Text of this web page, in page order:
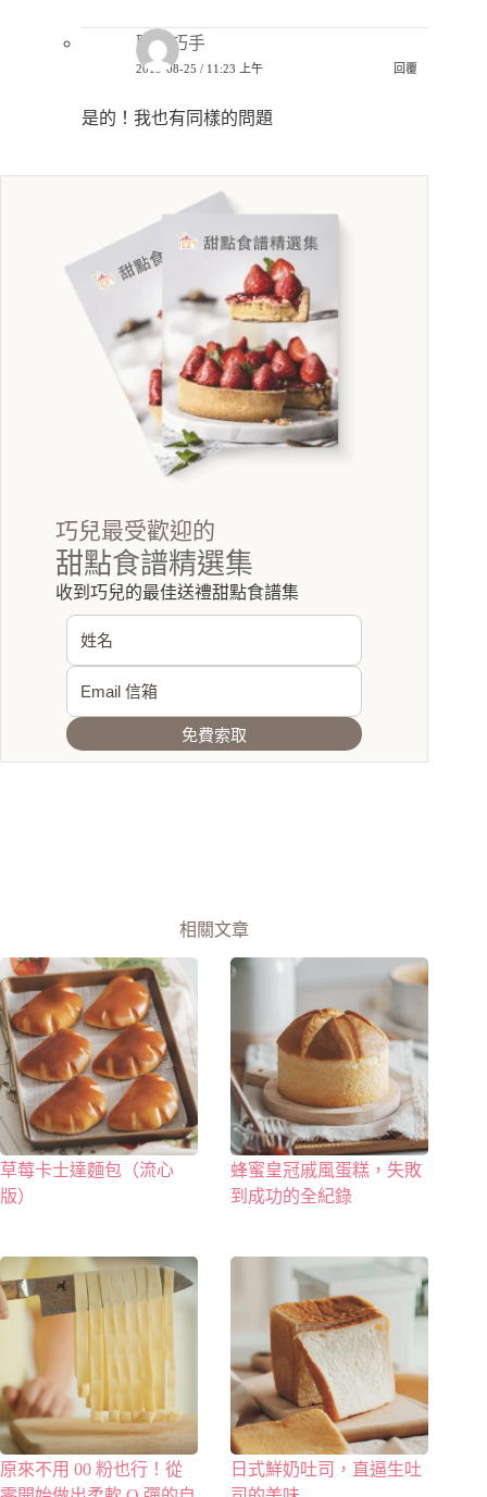
匿名巧手
2019-08-25 / 11:23 上午 回覆
是的！我也有同樣的問題
巧兒最受歡迎的
甜點食譜精選集
收到巧兒的最佳送禮甜點食譜集
免費索取
相關文章
草莓卡士達麵包（流心
版）
蜂蜜皇冠戚風蛋糕，失敗
到成功的全紀錄
原來不用 00 粉也行！從
日式鮮奶吐司，直逼生吐